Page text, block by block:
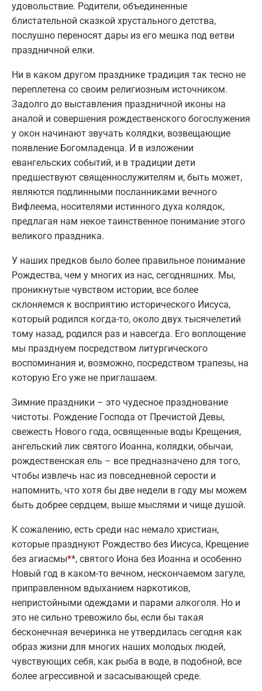
удовольствие. Родители, объединенные
блистательной сказкой хрустального детства,
послушно переносят дары из его мешка под ветви
праздничной елки.
Ни в каком другом празднике традиция так тесно не
переплетена со своим религиозным источником.
Задолго до выставления праздничной иконы на
аналой и совершения рождественского богослужения
у окон начинают звучать колядки, возвещающие
появление Богомладенца. И в изложении
евангельских событий, и в традиции дети
предшествуют священнослужителям и, быть может,
являются подлинными посланниками вечного
Вифлеема, носителями истинного духа колядок,
предлагая нам некое таинственное понимание этого
великого праздника.
У наших предков было более правильное понимание
Рождества, чем у многих из нас, сегодняшних. Мы,
проникнутые чувством истории, все более
склоняемся к восприятию исторического Иисуса,
который родился когда-то, около двух тысячелетий
тому назад, родился раз и навсегда. Его воплощение
мы празднуем посредством литургического
воспоминания и, возможно, посредством трапезы, на
которую Его уже не приглашаем.
Зимние праздники – это чудесное празднование
чистоты. Рождение Господа от Пречистой Девы,
свежесть Нового года, освященные воды Крещения,
ангельский лик святого Иоанна, колядки, обычаи,
рождественская ель – все предназначено для того,
чтобы извлечь нас из повседневной серости и
напомнить, что хотя бы две недели в году мы можем
быть добрее сердцем, выше мыслями и чище душой.
К сожалению, есть среди нас немало христиан,
которые празднуют Рождество без Иисуса, Крещение
без агиасмы**, святого Иона без Иоанна и особенно
Новый год в каком-то вечном, нескончаемом загуле,
приправленном вдыханием наркотиков,
непристойными одеждами и парами алкоголя. Но и
это не сильно тревожило бы, если бы такая
бесконечная вечеринка не утвердилась сегодня как
образ жизни для многих наших молодых людей,
чувствующих себя, как рыба в воде, в подобной, все
более агрессивной и засасывающей среде.